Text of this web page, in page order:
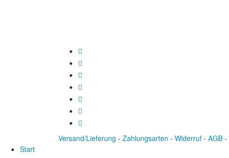
Versand/Lieferung - Zahlungsarten - Widerruf - AGB -
Start